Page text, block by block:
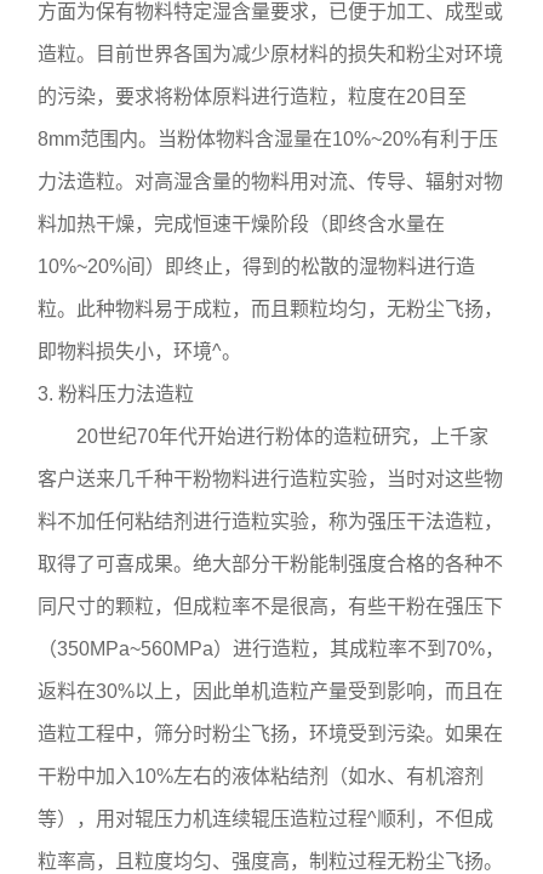
方面为保有物料特定湿含量要求，已便于加工、成型或
造粒。目前世界各国为减少原材料的损失和粉尘对环境
的污染，要求将粉体原料进行造粒，粒度在20目至
8mm范围内。当粉体物料含湿量在10%~20%有利于压
力法造粒。对高湿含量的物料用对流、传导、辐射对物
料加热干燥，完成恒速干燥阶段（即终含水量在
10%~20%间）即终止，得到的松散的湿物料进行造
粒。此种物料易于成粒，而且颗粒均匀，无粉尘飞扬，
即物料损失小，环境^。
3. 粉料压力法造粒
20世纪70年代开始进行粉体的造粒研究，上千家
客户送来几千种干粉物料进行造粒实验，当时对这些物
料不加任何粘结剂进行造粒实验，称为强压干法造粒，
取得了可喜成果。绝大部分干粉能制强度合格的各种不
同尺寸的颗粒，但成粒率不是很高，有些干粉在强压下
（350MPa~560MPa）进行造粒，其成粒率不到70%，
返料在30%以上，因此单机造粒产量受到影响，而且在
造粒工程中，筛分时粉尘飞扬，环境受到污染。如果在
干粉中加入10%左右的液体粘结剂（如水、有机溶剂
等），用对辊压力机连续辊压造粒过程^顺利，不但成
粒率高，且粒度均匀、强度高，制粒过程无粉尘飞扬。